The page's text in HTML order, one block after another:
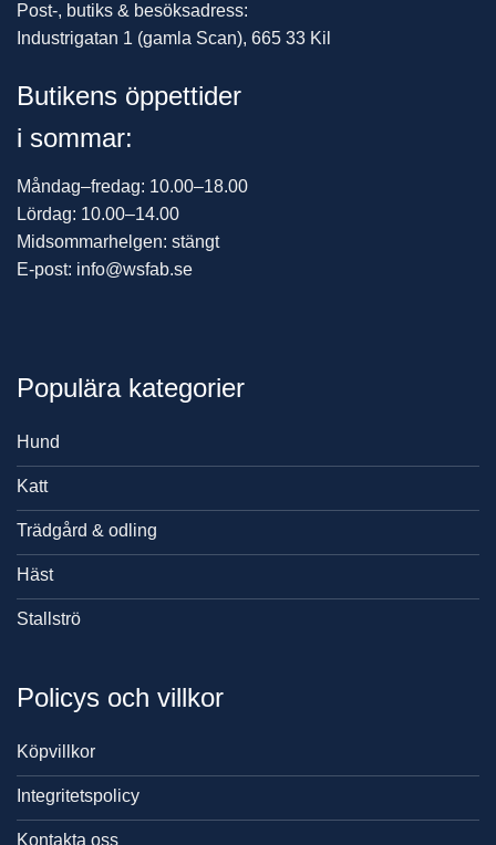
Post-, butiks & besöksadress:
Industrigatan 1 (gamla Scan), 665 33 Kil
Butikens öppettider
i sommar:
Måndag–fredag: 10.00–18.00
Lördag: 10.00–14.00
Midsommarhelgen: stängt
E-post: info@wsfab.se
Populära kategorier
Hund
Katt
Trädgård & odling
Häst
Stallströ
Policys och villkor
Köpvillkor
Integritetspolicy
Kontakta oss